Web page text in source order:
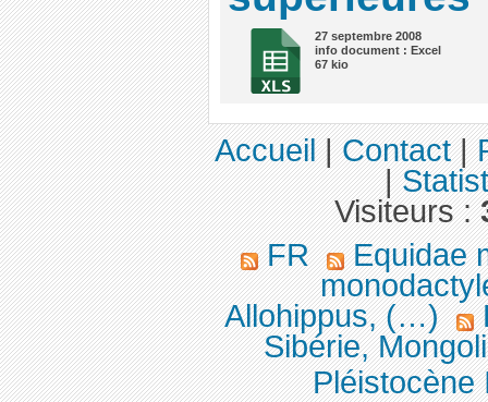
27 septembre 2008
info document : Excel
67 kio
Accueil|Contact|
|
Visiteurs :
FR
Equidae
Allohippus, (…)
Sibérie,
Pléistocène